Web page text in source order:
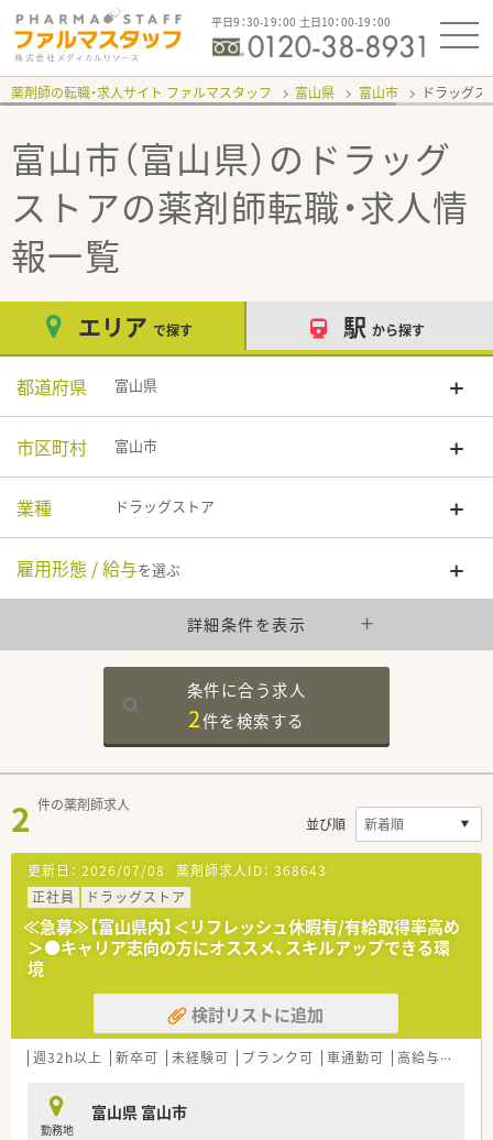
平日9：30-19：00 土日10：00-19：00
薬剤師の転職・求人サイト ファルマスタッフ 富山県 富山市 ドラッグ
富山市（富山県）のドラッグ
ストアの薬剤師転職・求人情
報一覧
エリア で探す 駅 から探す
都道府県 富山県
市区町村 富山市
業種 ドラッグストア
雇用形態 / 給与を選ぶ
詳細条件を表示
条件に合う求人
2件を検索する
2 件の薬剤師求人
並び順
更新日： 2026/07/08 薬剤師求人ID： 368643
正社員
ドラッグストア
≪急募≫【富山県内】＜リフレッシュ休暇有/有給取得率高め
＞●キャリア志向の方にオススメ、スキルアップできる環
境
検討リストに追加
週32h以上 新卒可 未経験可 ブランク可 車通勤可 高給与(600万円以上)
勤務地
富山県 富山市